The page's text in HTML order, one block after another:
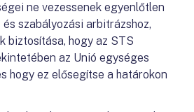
ne vezessenek egyenlőtlen
szabályozási arbitrázshoz,
biztosítása, hogy az STS
az Unió egységes
hogy ez elősegítse a határokon